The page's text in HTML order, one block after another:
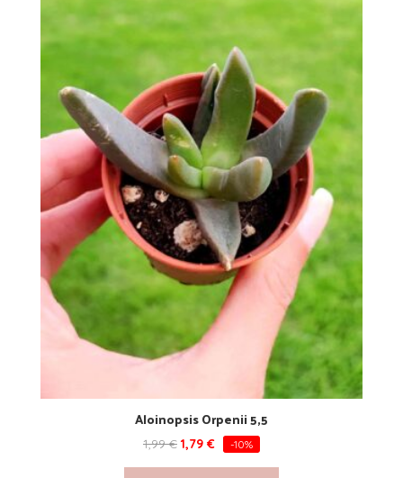
Aloinopsis Orpenii 5,5
1,99€ 1,79 € -10%